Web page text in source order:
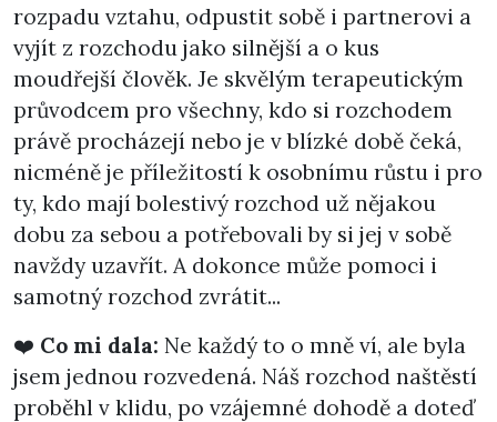
rozpadu vztahu, odpustit sobě i partnerovi a
vyjít z rozchodu jako silnější a o kus
moudřejší člověk. Je skvělým terapeutickým
průvodcem pro všechny, kdo si rozchodem
právě procházejí nebo je v blízké době čeká,
nicméně je příležitostí k osobnímu růstu i pro
ty, kdo mají bolestivý rozchod už nějakou
dobu za sebou a potřebovali by si jej v sobě
navždy uzavřít. A dokonce může pomoci i
samotný rozchod zvrátit...
❤️ Co mi dala: Ne každý to o mně ví, ale byla
jsem jednou rozvedená. Náš rozchod naštěstí
proběhl v klidu, po vzájemné dohodě a doteď